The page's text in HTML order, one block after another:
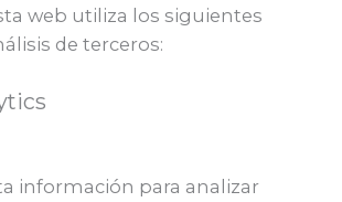
web utiliza los siguientes
de terceros:
información para analizar